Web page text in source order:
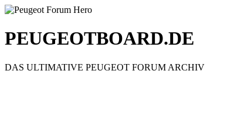
PEUGEOTBOARD.DE
DAS ULTIMATIVE PEUGEOT FORUM ARCHIV